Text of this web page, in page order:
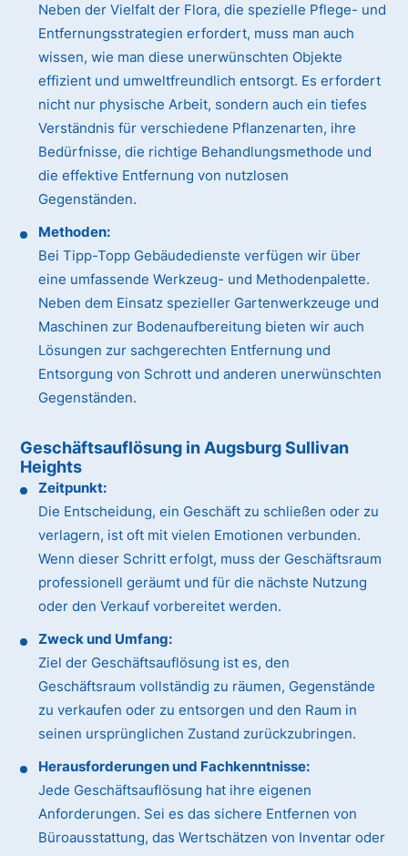
Neben der Vielfalt der Flora, die spezielle Pflege- und
Entfernungsstrategien erfordert, muss man auch
wissen, wie man diese unerwünschten Objekte
effizient und umweltfreundlich entsorgt. Es erfordert
nicht nur physische Arbeit, sondern auch ein tiefes
Verständnis für verschiedene Pflanzenarten, ihre
Bedürfnisse, die richtige Behandlungsmethode und
die effektive Entfernung von nutzlosen
Gegenständen.
Methoden:
Bei Tipp-Topp Gebäudedienste verfügen wir über
eine umfassende Werkzeug- und Methodenpalette.
Neben dem Einsatz spezieller Gartenwerkzeuge und
Maschinen zur Bodenaufbereitung bieten wir auch
Lösungen zur sachgerechten Entfernung und
Entsorgung von Schrott und anderen unerwünschten
Gegenständen.
Geschäftsauflösung in Augsburg Sullivan
Heights
Zeitpunkt:
Die Entscheidung, ein Geschäft zu schließen oder zu
verlagern, ist oft mit vielen Emotionen verbunden.
Wenn dieser Schritt erfolgt, muss der Geschäftsraum
professionell geräumt und für die nächste Nutzung
oder den Verkauf vorbereitet werden.
Zweck und Umfang:
Ziel der Geschäftsauflösung ist es, den
Geschäftsraum vollständig zu räumen, Gegenstände
zu verkaufen oder zu entsorgen und den Raum in
seinen ursprünglichen Zustand zurückzubringen.
Herausforderungen und Fachkenntnisse:
Jede Geschäftsauflösung hat ihre eigenen
Anforderungen. Sei es das sichere Entfernen von
Büroausstattung, das Wertschätzen von Inventar oder